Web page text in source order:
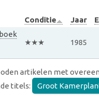
Conditie Jaar
★★★
1985
artikelen met
titels:
Groot